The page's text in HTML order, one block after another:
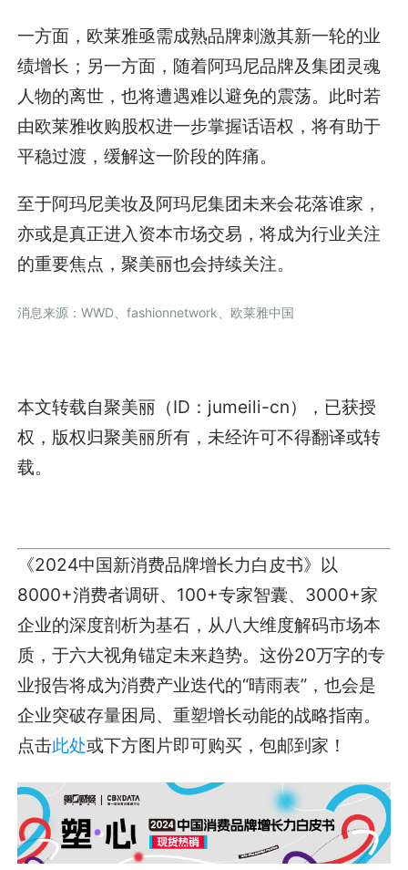
一方面，欧莱雅亟需成熟品牌刺激其新一轮的业
绩增长；另一方面，随着阿玛尼品牌及集团灵魂
人物的离世，也将遭遇难以避免的震荡。此时若
由欧莱雅收购股权进一步掌握话语权，将有助于
平稳过渡，缓解这一阶段的阵痛。
至于阿玛尼美妆及阿玛尼集团未来会花落谁家，
亦或是真正进入资本市场交易，将成为行业关注
的重要焦点，聚美丽也会持续关注。
消息来源：WWD、fashionnetwork、欧莱雅中国
本文转载自聚美丽（ID：jumeili-cn），已获授
权，版权归聚美丽所有，未经许可不得翻译或转
载。
《2024中国新消费品牌增长力白皮书》以
8000+消费者调研、100+专家智囊、3000+家
企业的深度剖析为基石，从八大维度解码市场本
质，于六大视角锚定未来趋势。这份20万字的专
业报告将成为消费产业迭代的“晴雨表”，也会是
企业突破存量困局、重塑增长动能的战略指南。
点击此处或下方图片即可购买，包邮到家！